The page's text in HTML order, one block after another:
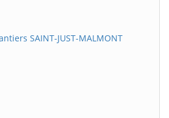
SAINT-JUST-MALMONT